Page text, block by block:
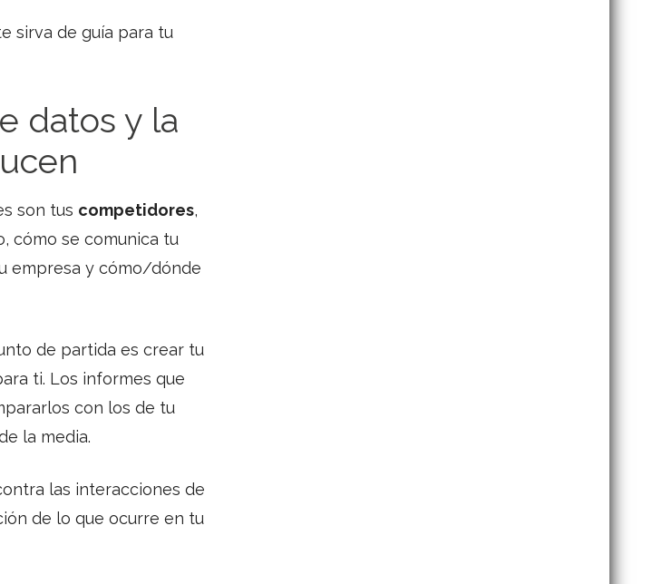
sirva de guía para tu
datos y la
son tus competidores,
cómo se comunica tu
empresa y cómo/dónde
de partida es crear tu
ti. Los informes que
con los de tu
la media.
las interacciones de
de lo que ocurre en tu